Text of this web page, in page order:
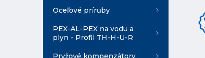
Oceľové príruby
PEX-AL-PEX na vodu a
plyn - Profil TH-H-U-R
Pryžové kompenzátory